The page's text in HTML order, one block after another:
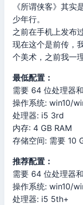
《所谓侠客》其实
少年行。
之前在手机上发布
现在这个是前传，
个美术，之前我一
最低配置：
需要 64 位处理器
操作系统: win10/
处理器: i5 3rd
内存: 4 GB RAM
存储空间: 需要 10
推荐配置：
需要 64 位处理器
操作系统: win10/
处理器: i5 5th+